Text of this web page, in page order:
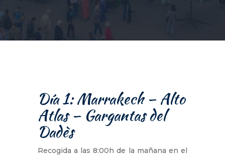
Día 1: Marrakech – Alto
Atlas – Gargantas del
Dadès
Recogida a las 8:00h de la mañana en el